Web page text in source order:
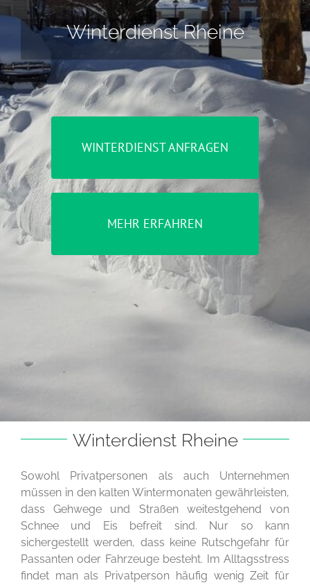
Winterdienst Rheine
WINTERDIENST ANFRAGEN
MEHR ERFAHREN
Winterdienst Rheine
Sowohl Privatpersonen als auch Unternehmen
müssen in den kalten Wintermonaten gewährleisten,
dass Gehwege und Straßen weitestgehend von
Schnee und Eis befreit sind. Nur so kann
sichergestellt werden, dass keine Rutschgefahr für
Passanten oder Fahrzeuge besteht. Im Alltagsstress
findet man als Privatperson häufig wenig Zeit für